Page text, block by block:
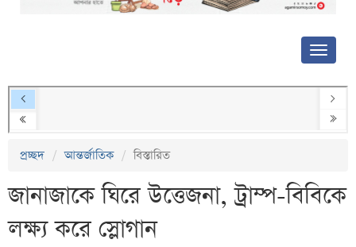
প্রচ্ছদ আন্তর্জাতিক বিস্তারিত
জানাজাকে ঘিরে উত্তেজনা, ট্রাম্প-বিবিকে
লক্ষ্য করে স্লোগান